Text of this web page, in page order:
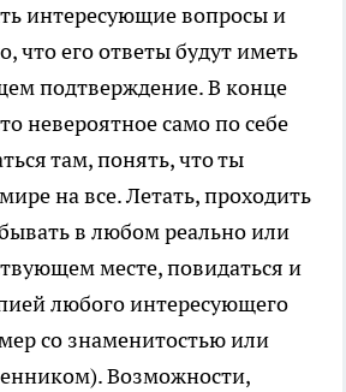
интересующие вопросы и
что его ответы будут иметь
подтверждение. В конце
невероятное само по себе
там, понять, что ты
на все. Летать, проходить
в любом реально или
месте, повидаться и
любого интересующего
со знаменитостью или
Возможности,